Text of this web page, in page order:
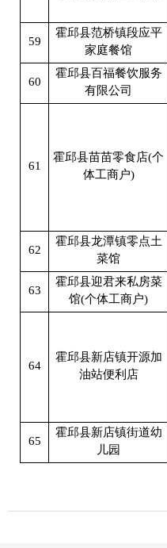
59
霍邱县范桥镇段应平
家庭餐馆
60
霍邱县百福餐饮服务
有限公司
61
霍邱县苗苗零食店(个
体工商户)
62
霍邱县龙潭镇零点土
菜馆
63
霍邱县迎君来私房菜
馆(个体工商户)
64
霍邱县新店镇开源加
油站便利店
65
霍邱县新店镇街道幼
儿园